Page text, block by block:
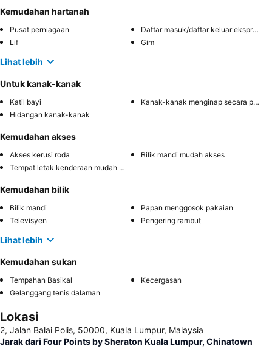
Kemudahan hartanah
Pusat perniagaan
Daftar masuk/daftar keluar ekspres
Lif
Gim
Lihat lebih
Untuk kanak-kanak
Katil bayi
Kanak-kanak menginap secara percuma
Hidangan kanak-kanak
Kemudahan akses
Akses kerusi roda
Bilik mandi mudah akses
Tempat letak kenderaan mudah diakses
Kemudahan bilik
Bilik mandi
Papan menggosok pakaian
Televisyen
Pengering rambut
Lihat lebih
Kemudahan sukan
Tempahan Basikal
Kecergasan
Gelanggang tenis dalaman
Lokasi
2, Jalan Balai Polis, 50000, Kuala Lumpur, Malaysia
Jarak dari Four Points by Sheraton Kuala Lumpur, Chinatown